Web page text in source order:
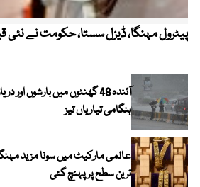
پیٹرول مہنگا، ڈیزل سستا، حکومت نے نئی
آئندہ 48 گھنٹوں میں بارشوں
ہنگامی تیاریاں تیز
ترین سطح پر پہنچ گئی